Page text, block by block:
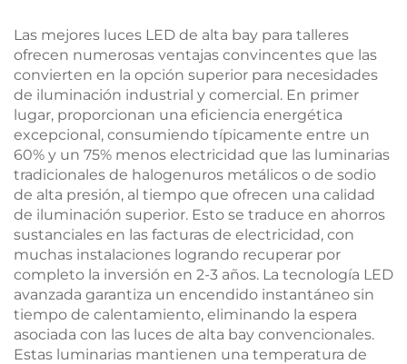
Las mejores luces LED de alta bay para talleres
ofrecen numerosas ventajas convincentes que las
convierten en la opción superior para necesidades
de iluminación industrial y comercial. En primer
lugar, proporcionan una eficiencia energética
excepcional, consumiendo típicamente entre un
60% y un 75% menos electricidad que las luminarias
tradicionales de halogenuros metálicos o de sodio
de alta presión, al tiempo que ofrecen una calidad
de iluminación superior. Esto se traduce en ahorros
sustanciales en las facturas de electricidad, con
muchas instalaciones logrando recuperar por
completo la inversión en 2-3 años. La tecnología LED
avanzada garantiza un encendido instantáneo sin
tiempo de calentamiento, eliminando la espera
asociada con las luces de alta bay convencionales.
Estas luminarias mantienen una temperatura de